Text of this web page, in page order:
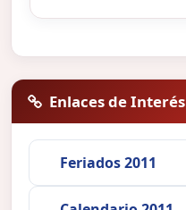
Enlaces de Interés
Feriados 2011